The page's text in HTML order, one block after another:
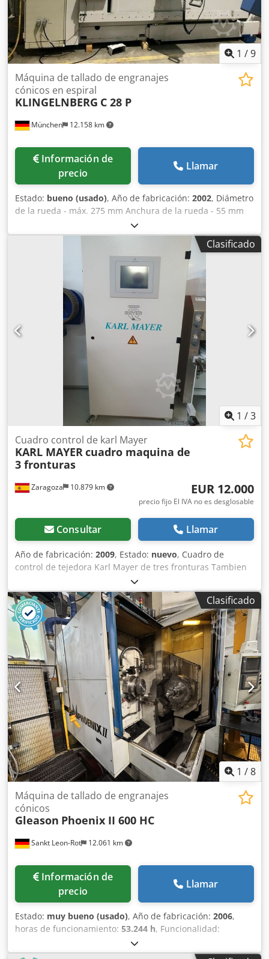
1 /9
München 12.158 km
Máquina de tallado de engranajes
cónicos en espiral
KLINGELNBERG C 28 P
Información de
precio
Llamar
Estado: bueno (usado), Año de fabricación: 2002, Diámetro
de la rueda - máx. 275 mm Anchura de la rueda - 55 mm
Módulo - máx. 6 Módulo - min. 1 Unidad de control 840 C
Siemens Potencia total necesaria 100 kW Peso de la
máquina aprox. 16,7 toneladas Espacio necesario aprox.
5,2 x 2,3 x 2,4 m m Dwsdetumrpspfx Ad Rja
Clasificado
1 /3
Zaragoza 10.879 km
Cuadro control de karl Mayer
KARL MAYERcuadro maquina de
3 fronturas
EUR 12.000
precio fijo El IVA no es desglosable
Consultar Llamar
Año de fabricación: 2009, Estado: nuevo, Cuadro de
control de tejedora Karl Mayer de tres fronturas Tambien
disponemos de los 3 servomotores Dsdpjhva Twofx Ad
Rewa
Clasificado
1 /8
Sankt Leon-Rot 12.061 km
Máquina de tallado de engranajes
cónicos
Gleason Phoenix II 600 HC
Información de
precio
Llamar
Estado: muy bueno (usado), Año de fabricación: 2006,
horas de funcionamiento: 53.244 h, Funcionalidad:
, Datos técnicos – Gleason Phoenix II
600HC (máquina CNC de engranajes hipoides) Área de